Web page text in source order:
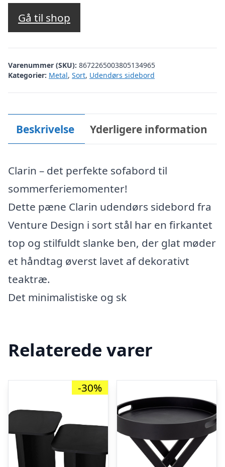
Gå til shop
Varenummer (SKU): 8672265003805134965
Kategorier: Metal, Sort, Udendørs sidebord
Beskrivelse Yderligere information
Clarin – det perfekte sofabord til
sommerferiemomenter!
Dette pæne Clarin udendørs sidebord fra
Venture Design i sort stål har en firkantet
top og stilfuldt slanke ben, der glat møder
et håndtag øverst lavet af dekorativt
teaktræ.
Det minimalistiske og sk
Relaterede varer
-30%